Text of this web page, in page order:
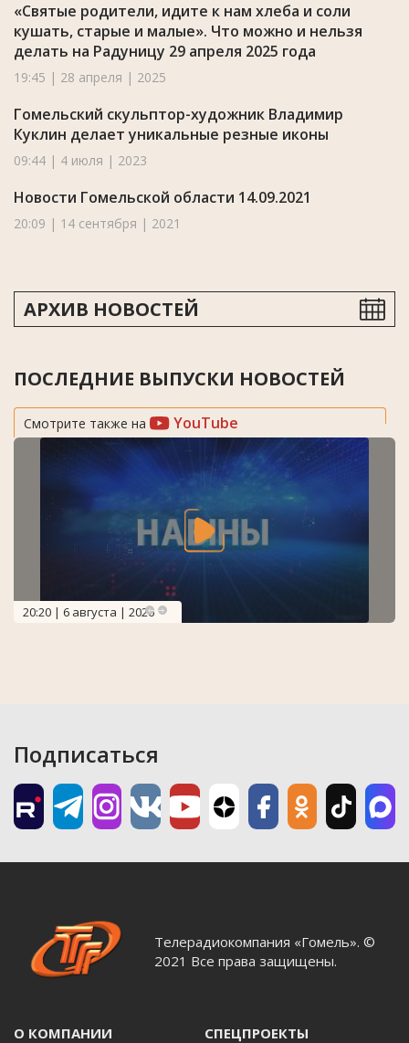
«Святые родители, идите к нам хлеба и соли
кушать, старые и малые». Что можно и нельзя
делать на Радуницу 29 апреля 2025 года
19:45 | 28 апреля | 2025
Гомельский скульптор-художник Владимир
Куклин делает уникальные резные иконы
09:44 | 4 июля | 2023
Новости Гомельской области 14.09.2021
20:09 | 14 сентября | 2021
АРХИВ НОВОСТЕЙ
ПОСЛЕДНИЕ ВЫПУСКИ НОВОСТЕЙ
Смотрите также на YouTube
20:20 | 6 августа | 2026
Подписаться
Телерадиокомпания «Гомель». ©
2021 Все права защищены.
О КОМПАНИИ СПЕЦПРОЕКТЫ